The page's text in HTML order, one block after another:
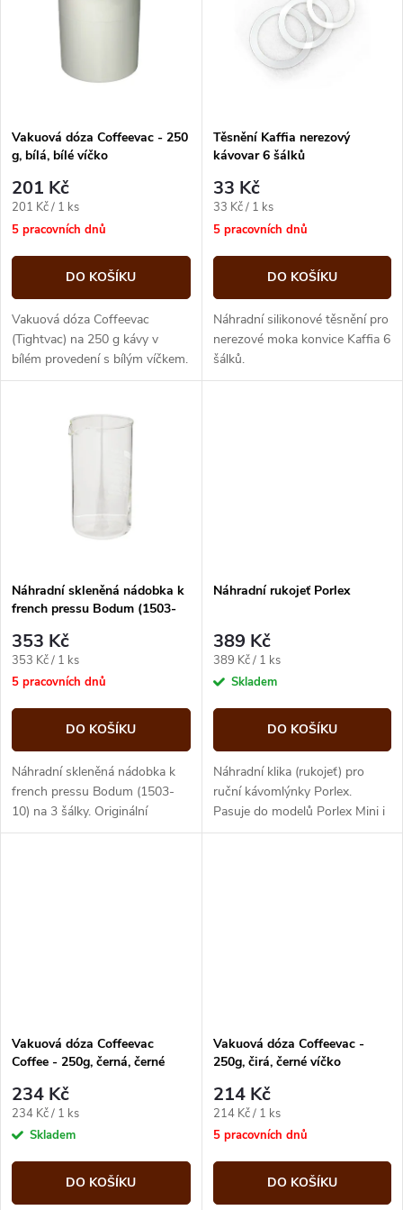
p
r
o
d
u
k
s
p
r
o
d
u
Vakuová dóza Coffeevac - 250
g, bílá, bílé víčko
201 Kč
Měrná
cena:
201 Kč / 1 ks
5 pracovních dnů
DO KOŠÍKU
Vakuová dóza Coffeevac
(Tightvac) na 250 g kávy v
bílém provedení s bílým víčkem.
Vzduchotěsné víčko udrží kávu
Těsnění Kaffia nerezový
kávovar 6 šálků
33 Kč
Měrná
cena:
33 Kč / 1 ks
5 pracovních dnů
DO KOŠÍKU
Náhradní silikonové těsnění pro
nerezové moka konvice Kaffia 6
šálků.
Náhradní skleněná nádobka k
french pressu Bodum (1503-
353 Kč
Měrná
cena:
353 Kč / 1 ks
5 pracovních dnů
DO KOŠÍKU
Náhradní skleněná nádobka k
french pressu Bodum (1503-
10) na 3 šálky. Originální
náhradní sklo z varného
Náhradní rukojeť Porlex
389 Kč
Měrná
cena:
389 Kč / 1 ks
Skladem
DO KOŠÍKU
Náhradní klika (rukojeť) pro
ruční kávomlýnky Porlex.
Pasuje do modelů Porlex Mini i
Tall a nahradí ztracenou nebo
Vakuová dóza Coffeevac
Coffee - 250g, černá, černé
234 Kč
Měrná
cena:
234 Kč / 1 ks
Skladem
DO KOŠÍKU
Vakuová dóza Coffeevac -
250g, čirá, černé víčko
214 Kč
Měrná
cena:
214 Kč / 1 ks
5 pracovních dnů
DO KOŠÍKU